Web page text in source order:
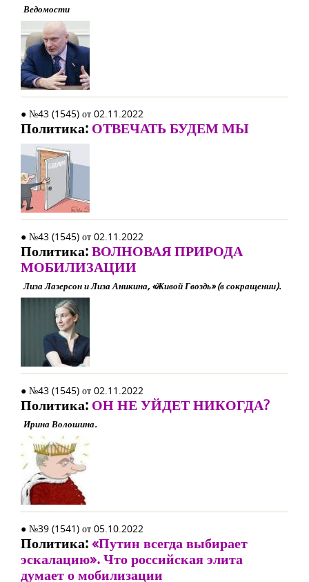
Ведомости
● №43 (1545) от 02.11.2022
Политика: ОТВЕЧАТЬ БУДЕМ МЫ
● №43 (1545) от 02.11.2022
Политика:ВОЛНОВАЯ ПРИРОДА
МОБИЛИЗАЦИИ
Лиза Лазерсон и Лиза Аникина, «Живой Гвоздь» (в сокращении).
● №43 (1545) от 02.11.2022
Политика: ОН НЕ УЙДЕТ НИКОГДА?
Ирина Волошина.
● №39 (1541) от 05.10.2022
Политика:«Путин всегда выбирает
эскалацию». Что российская элита
думает о мобилизации